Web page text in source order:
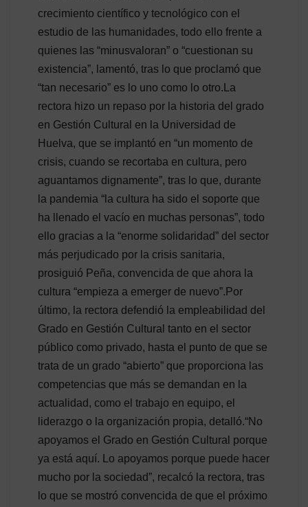
crecimiento científico y tecnológico con el
estudio de las humanidades, todo ello frente a
quienes las “minusvaloran” o “cuestionan su
existencia”, lamentó, tras lo que proclamó que
“tan necesario” es lo uno como lo otro.La
rectora hizo un repaso por la historia del grado
en Gestión Cultural en la Universidad de
Huelva, que se implantó en “un momento de
crisis, cuando se recortaba en cultura, pero
aguantamos dignamente”, tras lo que, durante
la pandemia “la cultura ha sido el soporte que
ha llenado el vacío en muchas personas”, todo
ello gracias a la “enorme solidaridad” del sector
más perjudicado por la crisis sanitaria,
prosiguió Peña, convencida de que ahora la
cultura “empieza a emerger de nuevo”.Por
último, la rectora defendió la empleabilidad del
Grado en Gestión Cultural tanto en el sector
público como privado, hasta el punto de que se
trata de un grado “abierto” que proporciona las
competencias que más se demandan en la
actualidad, como el trabajo en equipo, el
liderazgo o la organización propia, detalló.“No
apoyamos el Grado en Gestión Cultural porque
ya está aquí. Lo apoyamos porque puede hacer
mucho por la sociedad”, recalcó la rectora, tras
lo que se mostró convencida de que el próximo